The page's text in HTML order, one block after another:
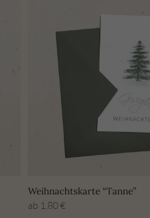
Weihnachtskarte “Tanne”
ab 1,80€